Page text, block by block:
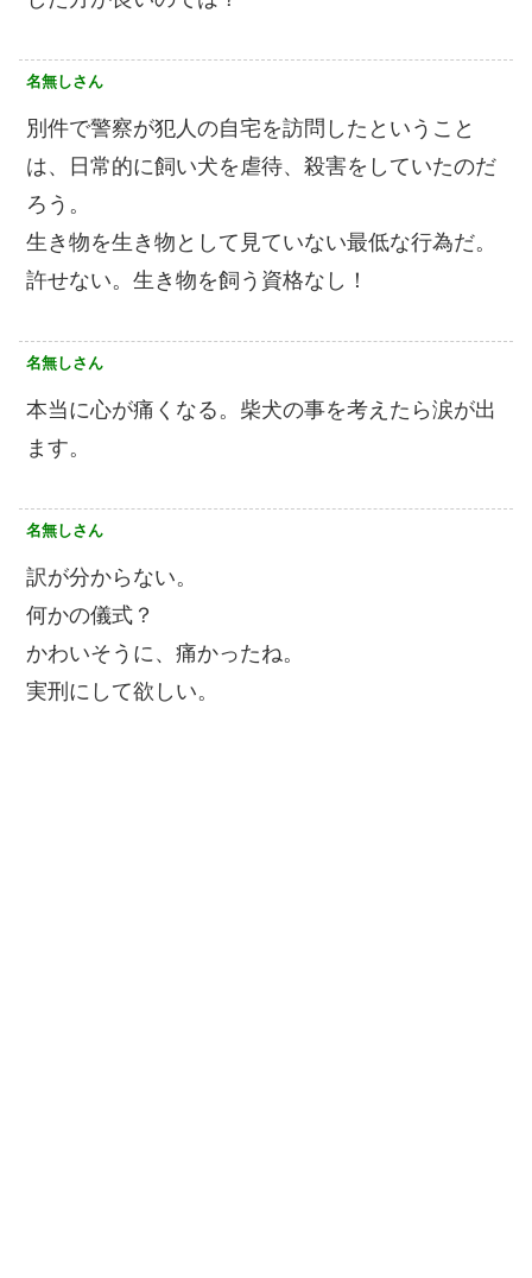
名無しさん
別件で警察が犯人の自宅を訪問したということ
は、日常的に飼い犬を虐待、殺害をしていたのだ
ろう。
生き物を生き物として見ていない最低な行為だ。
許せない。生き物を飼う資格なし！
名無しさん
本当に心が痛くなる。柴犬の事を考えたら涙が出
ます。
名無しさん
訳が分からない。
何かの儀式？
かわいそうに、痛かったね。
実刑にして欲しい。